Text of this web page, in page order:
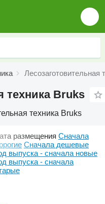
Лесозаготовительная
техника Bruks
техника Bruks
размещения Сначала
Сначала дешевые
выпуска - сначала новые
выпуска - сначала